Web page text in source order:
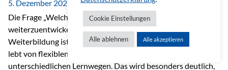
5. Dezember 2025
Die Frage „Welche Möglichkeiten gibt es, sich
weiterzuentwickeln?“ lässt sich heute vielseitig beantworten.
Weiterbildung ist längst kein starrer Prozess mehr, sondern
lebt von flexiblen Formaten, individuellen Bedürfnissen und
unterschiedlichen Lernwegen. Das wird besonders deutlich,
Cookie Einstellungen
Alle ablehnen Alle akzeptieren